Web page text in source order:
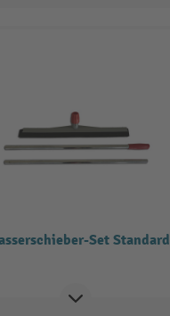
Set Standard